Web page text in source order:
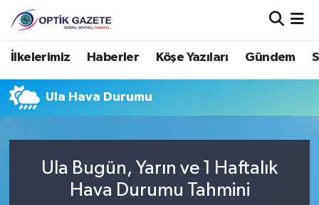
İlkelerimiz Haberler Köşe Yazıları Gündem
Ula Hava Durumu
Ula Bugün, Yarın ve 1 Haftalık
Hava Durumu Tahmini
Nöbetçi Eczaneler
Hava Durumu
Trafik Durumu
Süper Lig Puan Durumu ve Fikstür